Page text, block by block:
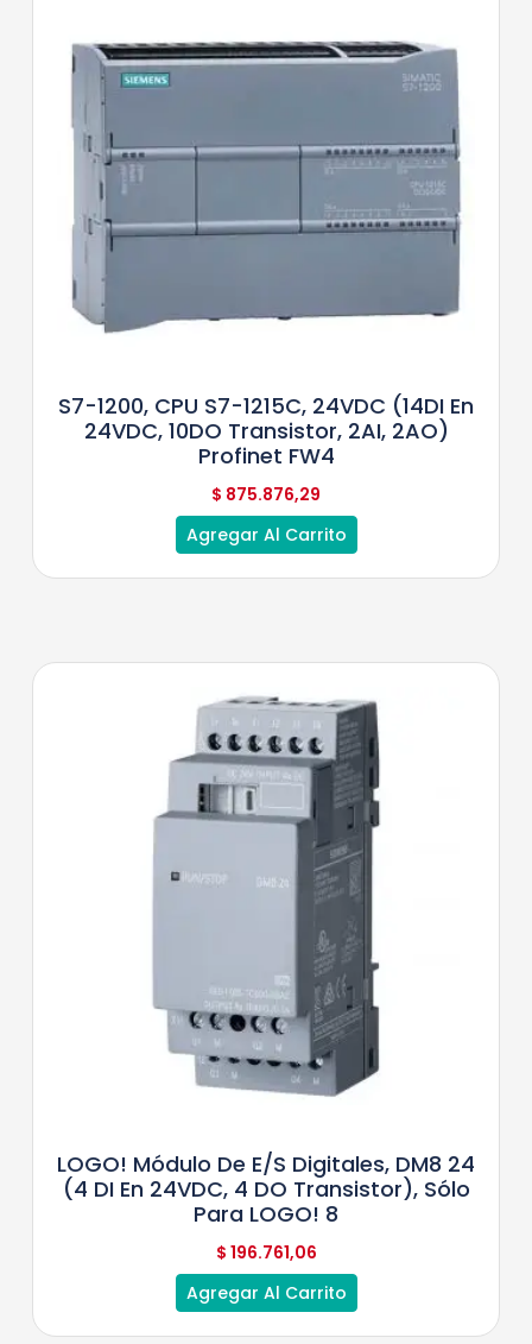
S7-1200, CPU S7-1215C, 24VDC (14DI En
24VDC, 10DO Transistor, 2AI, 2AO)
Profinet FW4
$ 875.876,29
Agregar Al Carrito
LOGO! Módulo De E/S Digitales, DM8 24
(4 DI En 24VDC, 4 DO Transistor), Sólo
Para LOGO! 8
$ 196.761,06
Agregar Al Carrito